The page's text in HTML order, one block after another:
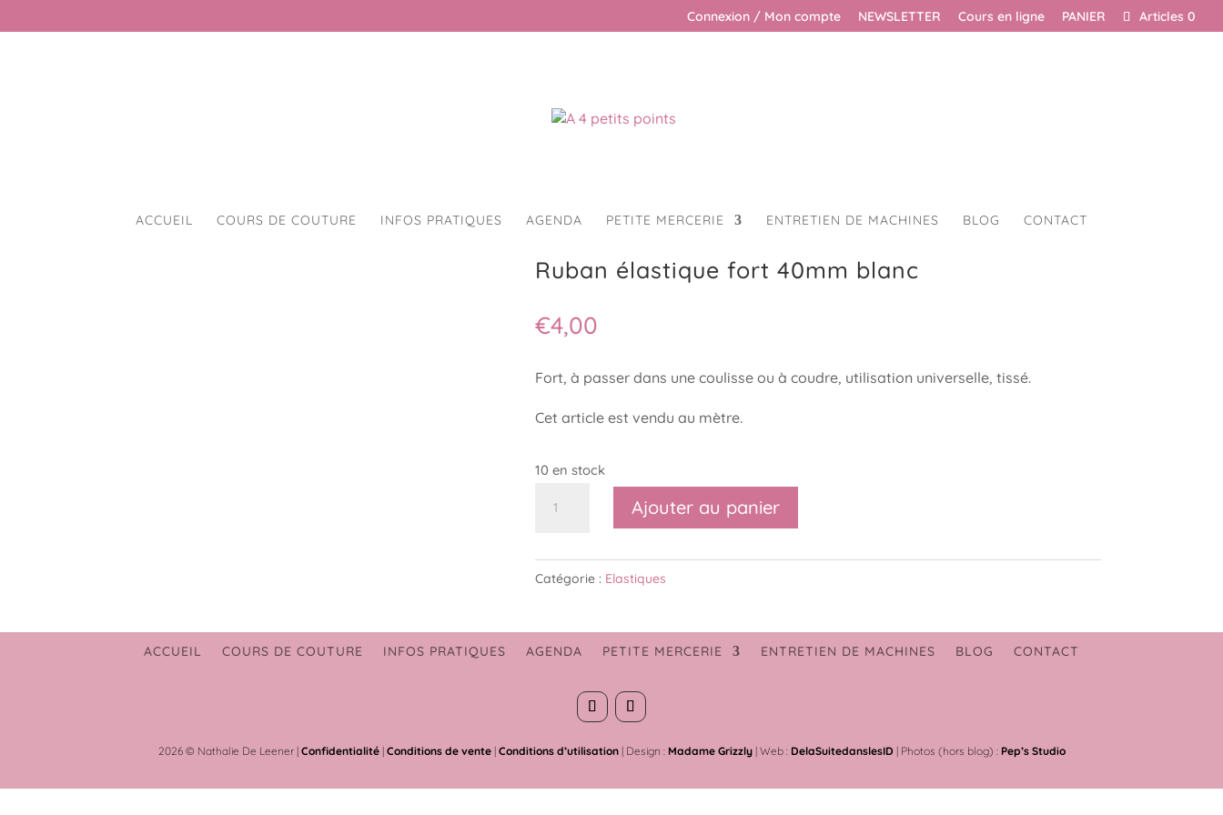
Connexion / Mon compte NEWSLETTER Cours en ligne PANIER Articles 0
ACCUEIL COURS DE COUTURE INFOS PRATIQUES AGENDA PETITE MERCERIE ENTRETIEN DE MACHINES BLOG CONTACT
Accueil/Elastiques/ Ruban élastique fort 40mm blanc
Ruban élastique fort 40mm blanc
€4,00
Fort, à passer dans une coulisse ou à coudre, utilisation universelle, tissé.
Cet article est vendu au mètre.
10 en stock
élastique
blanc
Ajouter au panier
Catégorie : Elastiques
ACCUEIL COURS DE COUTURE INFOS PRATIQUES AGENDA PETITE MERCERIE ENTRETIEN DE MACHINES BLOG CONTACT
2026 © Nathalie De Leener | Confidentialité| Conditions de vente| Conditions d’utilisation| Design : Madame Grizzly| Web : DelaSuitedanslesID | Photos (hors blog) : Pep’s Studio